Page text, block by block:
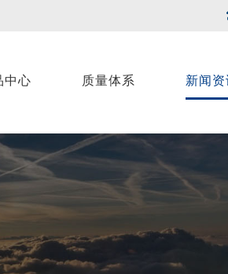
中心 质量体系 新闻资